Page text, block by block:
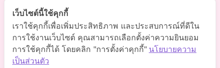
@somchai-clinic (มี@)
Somchaiclinic คลินิกแพทย์สมชาย
Somchaiclinic
เว็บไซต์นี้ใช้คุกกี้
เราใช้คุกกี้เพื่อเพิ่มประสิทธิภาพ และประสบการณ์ที่ดีใน
การใช้งานเว็บไซต์ คุณสามารถเลือกตั้งค่าความยินยอม
การใช้คุกกี้ได้ โดยคลิก "การตั้งค่าคุกกี้" นโยบายความ
เป็นส่วนตัว